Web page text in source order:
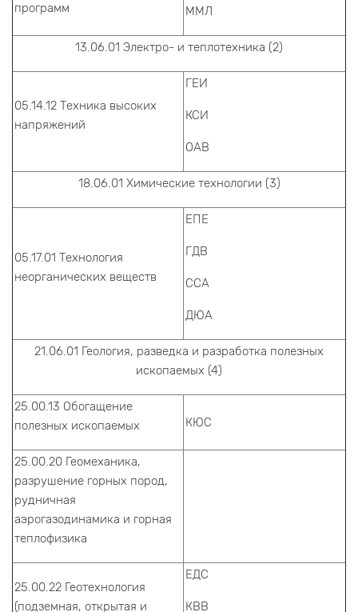
программ
ММЛ
13.06.01 Электро- и теплотехника (2)
05.14.12 Техника высоких
напряжений
ГЕИ
КСИ
ОАВ
18.06.01 Химические технологии (3)
05.17.01 Технология
неорганических веществ
ЕПЕ
ГДВ
ССА
ДЮА
21.06.01 Геология, разведка и разработка полезных
ископаемых (4)
25.00.13 Обогащение
полезных ископаемых
КЮС
25.00.20 Геомеханика,
разрушение горных пород,
рудничная
аэрогазодинамика и горная
теплофизика
25.00.22 Геотехнология
(подземная, открытая и
ЕДС
КВВ